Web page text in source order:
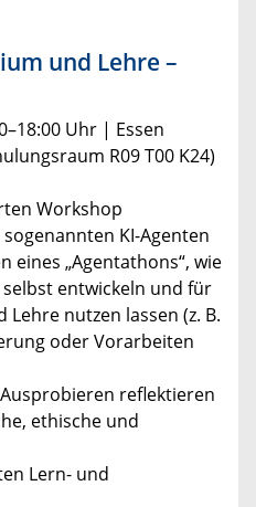
und Lehre –
Uhr | Essen
R09 T00 K24)
Workshop
KI-Agenten
eines „Agentathons“, wie
entwickeln und für
nutzen lassen (z. B.
oder Vorarbeiten
reflektieren
ethische und
Lern- und